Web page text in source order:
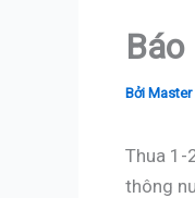
Báo
Bởi Master
Thua 1-
thông